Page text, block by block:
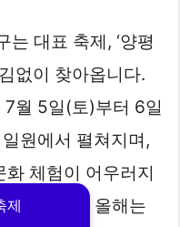
제
는 대표 축제, ‘양평
없이 찾아옵니다.
월 5일(토)부터 6일
원에서 펼쳐지며,
체험이 어우러지
니다. 특히 올해는